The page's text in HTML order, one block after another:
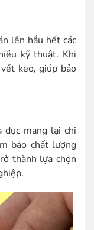
lên hầu hết các
kỹ thuật. Khi
keo, giúp bảo
đục mang lại chi
bảo chất lượng
thành lựa chọn